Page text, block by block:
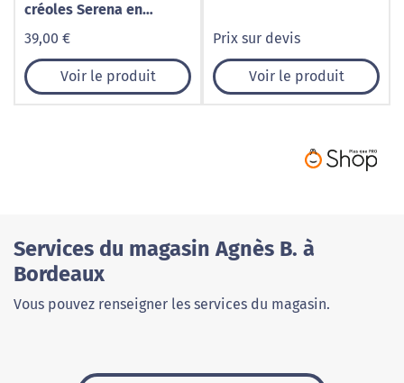
créoles Serena en
pierres Apatite
39,00 €
Voir le produit
Prix sur devis
Voir le produit
Services du magasin Agnès B. à
Bordeaux
Vous pouvez renseigner les services du magasin.